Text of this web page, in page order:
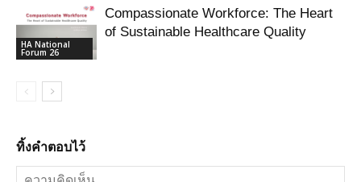
HA National
Forum 26
Compassionate Workforce: The Heart
of Sustainable Healthcare Quality
ทิ้งคำตอบไว้